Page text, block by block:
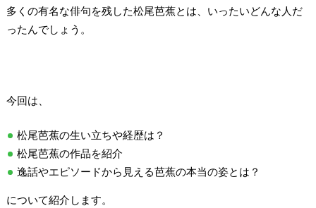
多くの有名な俳句を残した松尾芭蕉とは、いったいどんな人だ
ったんでしょう。
今回は、
松尾芭蕉の生い立ちや経歴は？
松尾芭蕉の作品を紹介
逸話やエピソードから見える芭蕉の本当の姿とは？
について紹介します。